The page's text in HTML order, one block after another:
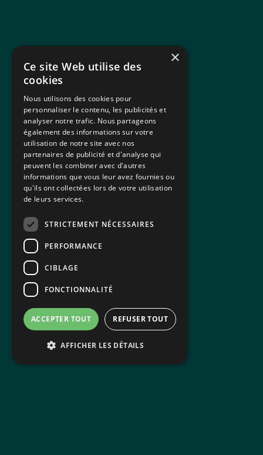
×
Ce site Web utilise des
cookies
Nous utilisons des cookies pour
personnaliser le contenu, les publicités et
analyser notre trafic. Nous partageons
également des informations sur votre
utilisation de notre site avec nos
partenaires de publicité et d'analyse qui
peuvent les combiner avec d'autres
informations que vous leur avez fournies ou
qu'ils ont collectées lors de votre utilisation
de leurs services.
STRICTEMENT NÉCESSAIRES
PERFORMANCE
CIBLAGE
FONCTIONNALITÉ
ACCEPTER TOUT REFUSER TOUT
AFFICHER LES DÉTAILS